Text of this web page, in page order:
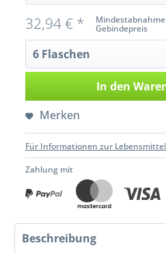
Gebindepreis
32,94 € *
In den
Merken
Für Informationen zur
Zahlung mit
Beschreibung